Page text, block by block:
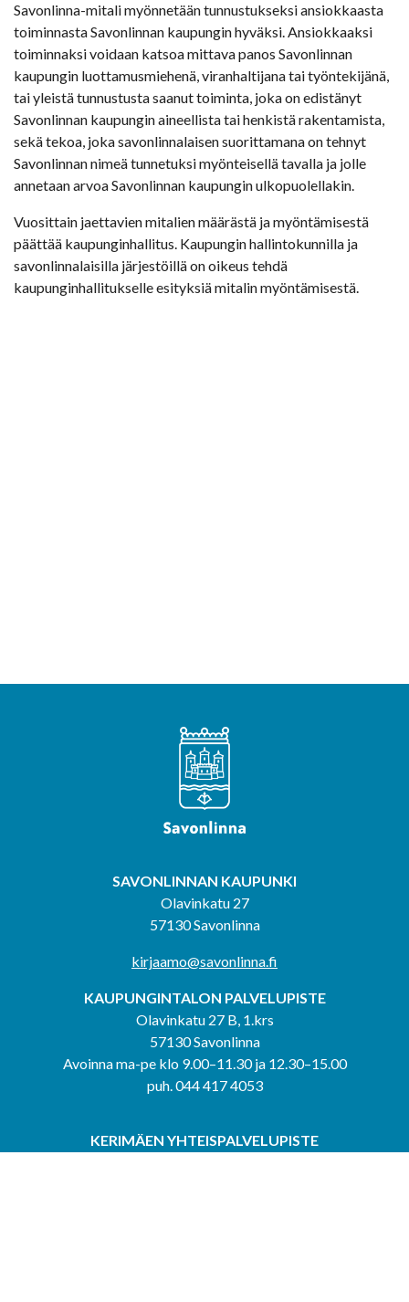
Savonlinna-mitali myönnetään tunnustukseksi ansiokkaasta
toiminnasta Savonlinnan kaupungin hyväksi. Ansiokkaaksi
toiminnaksi voidaan katsoa mittava panos Savonlinnan
kaupungin luottamusmiehenä, viranhaltijana tai työntekijänä,
tai yleistä tunnustusta saanut toiminta, joka on edistänyt
Savonlinnan kaupungin aineellista tai henkistä rakentamista,
sekä tekoa, joka savonlinnalaisen suorittamana on tehnyt
Savonlinnan nimeä tunnetuksi myönteisellä tavalla ja jolle
annetaan arvoa Savonlinnan kaupungin ulkopuolellakin.
Vuosittain jaettavien mitalien määrästä ja myöntämisestä
päättää kaupunginhallitus. Kaupungin hallintokunnilla ja
savonlinnalaisilla järjestöillä on oikeus tehdä
kaupunginhallitukselle esityksiä mitalin myöntämisestä.
SAVONLINNAN KAUPUNKI
Olavinkatu 27
57130 Savonlinna
kirjaamo@savonlinna.fi
KAUPUNGINTALON PALVELUPISTE
Olavinkatu 27 B, 1.krs
57130 Savonlinna
Avoinna ma-pe klo 9.00–11.30 ja 12.30–15.00
puh. 044 417 4053
KERIMÄEN YHTEISPALVELUPISTE